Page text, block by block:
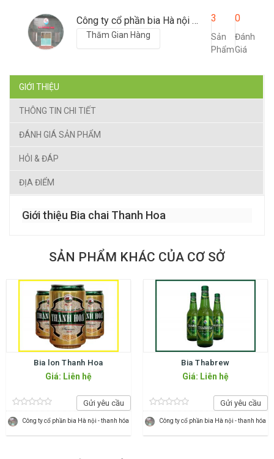
Công ty cổ phần bia Hà nội - thanh hóa
Thăm Gian Hàng
3
Sản
Phẩm
0
Đánh
Giá
GIỚI THIỆU
THÔNG TIN CHI TIẾT
ĐÁNH GIÁ SẢN PHẨM
HỎI & ĐÁP
ĐỊA ĐIỂM
Giới thiệu Bia chai Thanh Hoa
SẢN PHẨM KHÁC CỦA CƠ SỞ
Bia lon Thanh Hoa
Giá: Liên hệ
Gửi yêu cầu
Công ty cổ phần bia Hà nội - thanh hóa
Bia Thabrew
Giá: Liên hệ
Gửi yêu cầu
Công ty cổ phần bia Hà nội - thanh hóa